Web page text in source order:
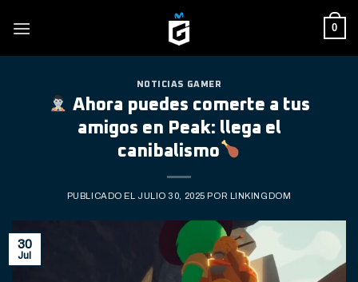
0
NOTICIAS GAMER
Ahora puedes comerte a tus
amigos en Peak: llega el
canibalismo
PUBLICADO EL JULIO 30, 2025 POR LINKINGDOM
30
Jul